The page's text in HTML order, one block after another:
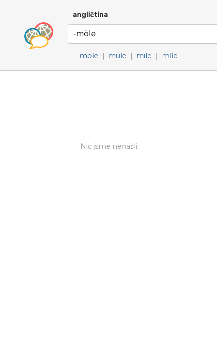
angličtina
mole | mule | mile | míle
Nic jsme nenašli.